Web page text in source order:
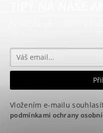
Vložením e-mailu
podmínkami ochrany